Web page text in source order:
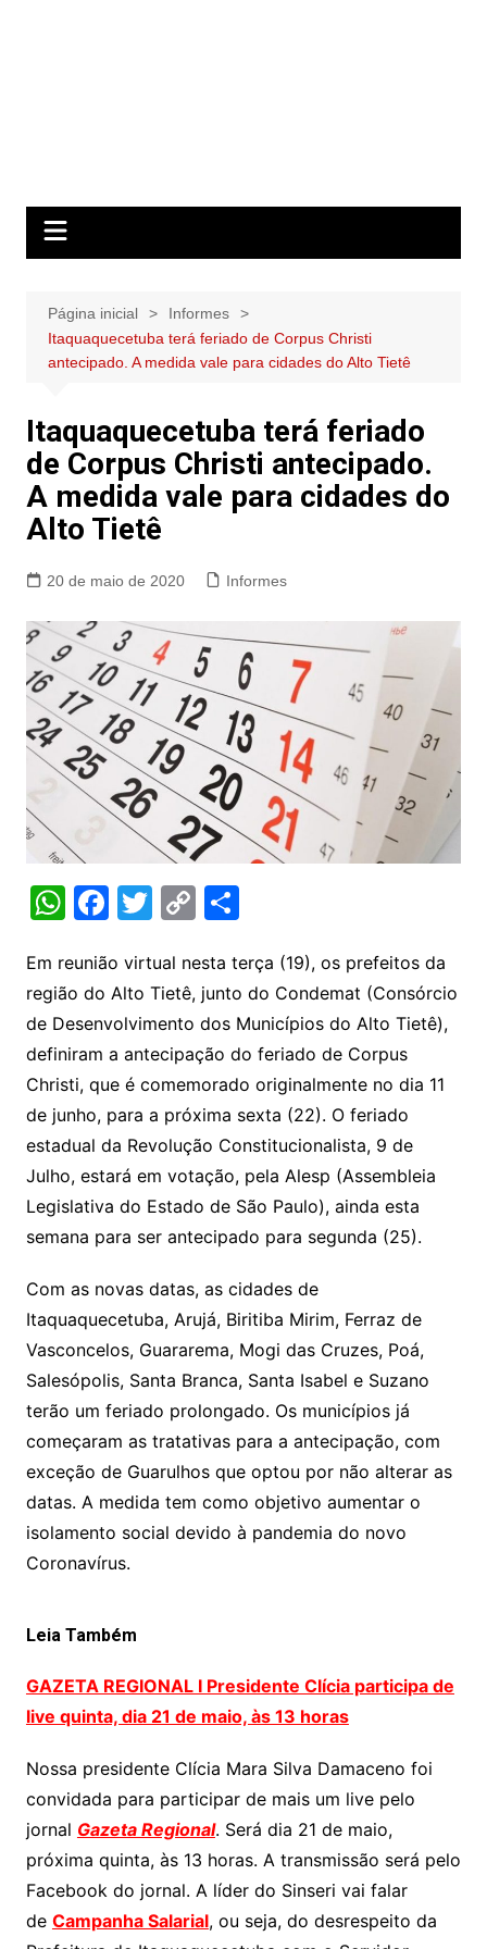
Página inicial
Informes
Itaquaquecetuba terá feriado de Corpus Christi
antecipado. A medida vale para cidades do Alto Tietê
Itaquaquecetuba terá feriado
de Corpus Christi antecipado.
A medida vale para cidades do
Alto Tietê
20 de maio de 2020 Informes
W
at
s
A
p
p
F
c
e
b
o
o
k
T
itt
er
C
p
y
Li
n
k
S
ar
e
Em reunião virtual nesta terça (19), os prefeitos da
região do Alto Tietê, junto do Condemat (Consórcio
de Desenvolvimento dos Municípios do Alto Tietê),
definiram a antecipação do feriado de Corpus
Christi, que é comemorado originalmente no dia 11
de junho, para a próxima sexta (22). O feriado
estadual da Revolução Constitucionalista, 9 de
Julho, estará em votação, pela Alesp (Assembleia
Legislativa do Estado de São Paulo), ainda esta
semana para ser antecipado para segunda (25).
Com as novas datas, as cidades de
Itaquaquecetuba, Arujá, Biritiba Mirim, Ferraz de
Vasconcelos, Guararema, Mogi das Cruzes, Poá,
Salesópolis, Santa Branca, Santa Isabel e Suzano
terão um feriado prolongado. Os municípios já
começaram as tratativas para a antecipação, com
exceção de Guarulhos que optou por não alterar as
datas. A medida tem como objetivo aumentar o
isolamento social devido à pandemia do novo
Coronavírus.
Leia Também
GAZETA REGIONAL I Presidente Clícia participa de
live quinta, dia 21 de maio, às 13 horas
Nossa presidente Clícia Mara Silva Damaceno foi
convidada para participar de mais um live pelo
jornal Gazeta Regional. Será dia 21 de maio,
próxima quinta, às 13 horas. A transmissão será pelo
Facebook do jornal. A líder do Sinseri vai falar
de Campanha Salarial, ou seja, do desrespeito da